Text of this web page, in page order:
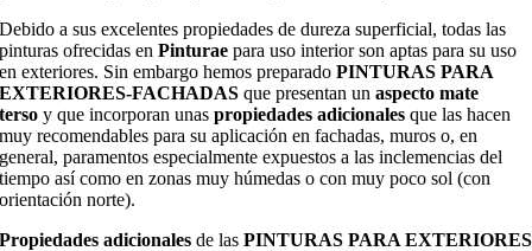
Debido a sus excelentes propiedades de dureza superficial, todas las
pinturas ofrecidas enPinturae para uso interior son aptas para su uso
en exteriores. Sin embargo hemos preparadoPINTURAS PARA
EXTERIORES-FACHADASque presentan unaspecto mate
terso y que incorporan unaspropiedades adicionales que las hacen
muy recomendables para su aplicación en fachadas, muros o, en
general, paramentos especialmente expuestos a las inclemencias del
tiempo así como en zonas muy húmedas o con muy poco sol (con
orientación norte).
Propiedades adicionales de lasPINTURAS PARA EXTERIORES